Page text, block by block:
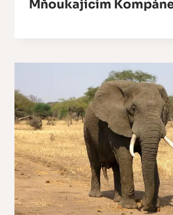
Mňoukajícím